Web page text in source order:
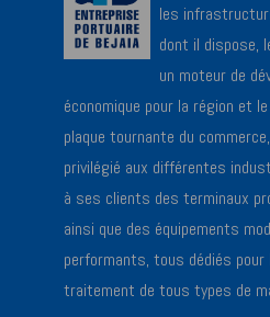
les
dont il dispose,
un moteur de
économique pour la région et
plaque tournante du
privilégié aux différentes
à ses clients des terminaux
ainsi que des équipements
performants, tous dédiés pour
traitement de tous types de